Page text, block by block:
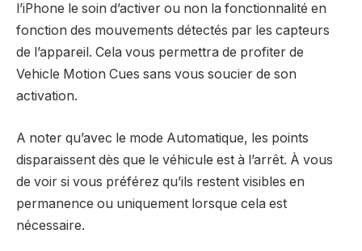
l’iPhone le soin d’activer ou non la fonctionnalité en
fonction des mouvements détectés par les capteurs
de l’appareil. Cela vous permettra de profiter de
Vehicle Motion Cues sans vous soucier de son
activation.
A noter qu’avec le mode Automatique, les points
disparaissent dès que le véhicule est à l’arrêt. À vous
de voir si vous préférez qu’ils restent visibles en
permanence ou uniquement lorsque cela est
nécessaire.